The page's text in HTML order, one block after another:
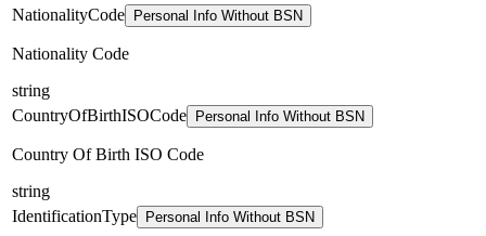
NationalityCode
Personal Info Without BSN
Nationality Code
string
CountryOfBirthISOCode
Personal Info Without BSN
Country Of Birth ISO Code
string
IdentificationType
Personal Info Without BSN